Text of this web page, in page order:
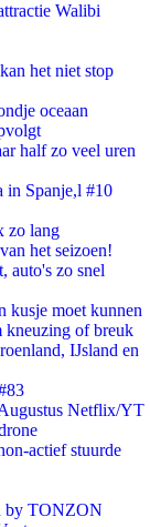
Walibi
het niet stop
oceaan
half zo veel uren
in Spanje,l #10
zo lang
het seizoen!
auto's zo snel
kusje moet kunnen
of breuk
IJsland en
Netflix/YT
actief stuurde
by TONZON